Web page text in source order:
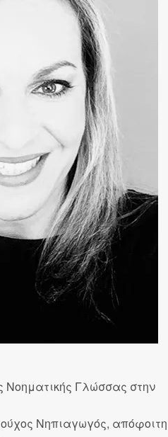
Νοηματικής Γλώσσας στην
Νηπιαγωγός, απόφοιτη